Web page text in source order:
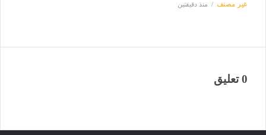
غير مصنف منذ دقيقتين
0 تعليق